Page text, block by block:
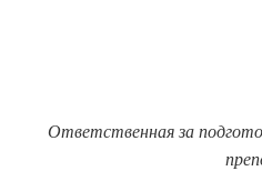
Ответственная за